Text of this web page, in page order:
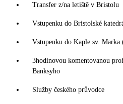
Transfer z/na letiště v Bristolu
Vstupenku do Bristolské
Vstupenku do Kaple sv.
3hodinovou komentovanou
Banksyho
Služby českého průvodce